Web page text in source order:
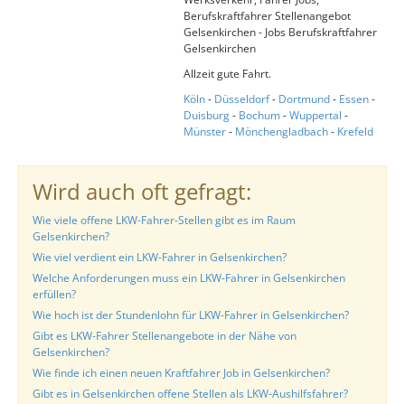
Berufskraftfahrer Stellenangebot
Gelsenkirchen - Jobs Berufskraftfahrer
Gelsenkirchen
Allzeit gute Fahrt.
Köln- Düsseldorf- Dortmund- Essen-
Duisburg- Bochum-Wuppertal -
Münster- Mönchengladbach- Krefeld
Wird auch oft gefragt:
Wie viele offene LKW-Fahrer-Stellen gibt es im Raum
Gelsenkirchen?
Wie viel verdient ein LKW-Fahrer in Gelsenkirchen?
Welche Anforderungen muss ein LKW-Fahrer in Gelsenkirchen
erfüllen?
Wie hoch ist der Stundenlohn für LKW-Fahrer in Gelsenkirchen?
Gibt es LKW-Fahrer Stellenangebote in der Nähe von
Gelsenkirchen?
Wie finde ich einen neuen Kraftfahrer Job in Gelsenkirchen?
Gibt es in Gelsenkirchen offene Stellen als LKW-Aushilfsfahrer?